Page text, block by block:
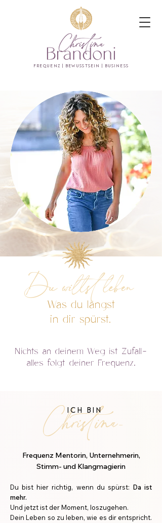
FREQUENZ | BEWUSSTSEIN | BUSINESS
Was du längst
in dir spürst.
Du willst leben
Nichts an deinem Weg ist Zufall-
alles folgt deiner Frequenz.
Christina-
ICH BIN
Frequenz Mentorin, Unternehmerin,
Stimm- und Klangmagierin
Du bist hier richtig, wenn du spürst:​ Da ist
mehr.
Und jetzt ist der Moment, loszugehen.
Dein Leben so zu leben, wie es dir entspricht.